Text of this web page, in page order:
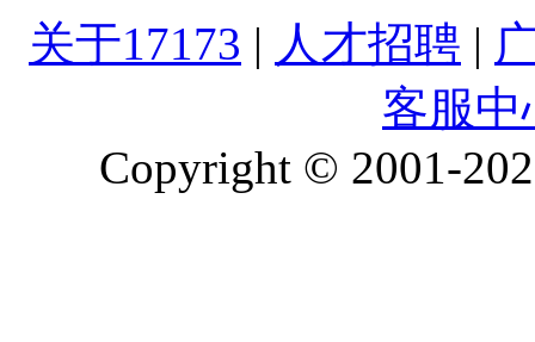
关于17173 | 人才招聘 |
客服中
Copyright © 2001-